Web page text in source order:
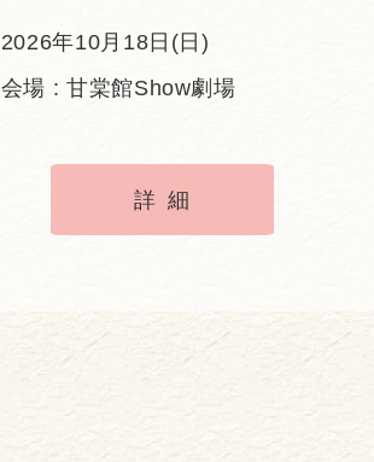
2026年10月18日(日)
会場 : 甘棠館Show劇場
詳細